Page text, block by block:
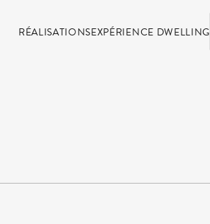
RÉALISATIONSEXPÉRIENCE DWELLING